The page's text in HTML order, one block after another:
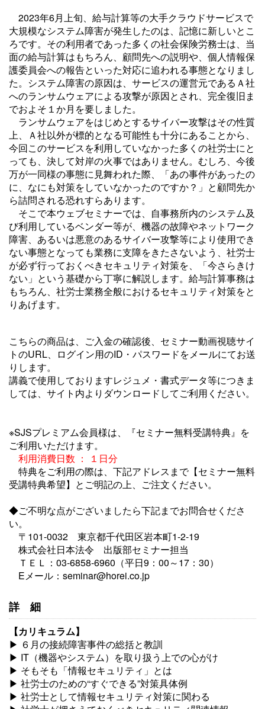
2023年6月上旬、給与計算等の大手クラウドサービスで
大規模なシステム障害が発生したのは、記憶に新しいとこ
ろです。その利用者であった多くの社会保険労務士は、当
面の給与計算はもちろん、顧問先への説明や、個人情報保
護委員会への報告といった対応に追われる事態となりまし
た。システム障害の原因は、サービスの運営元であるＡ社
へのランサムウェアによる攻撃が原因とされ、完全復旧ま
でおよそ１か月を要しました。
ランサムウェアをはじめとするサイバー攻撃はその性質
上、Ａ社以外が標的となる可能性も十分にあることから、
今回このサービスを利用していなかった多くの社労士にと
っても、決して対岸の火事ではありません。むしろ、今後
万が一同様の事態に見舞われた際、「あの事件があったの
に、なにも対策をしていなかったのですか？」と顧問先か
ら詰問される恐れすらあります。
そこで本ウェブセミナーでは、自事務所内のシステム及
び利用しているベンダー等が、機器の故障やネットワーク
障害、あるいは悪意のあるサイバー攻撃等により使用でき
ない事態となっても業務に支障をきたさないよう、社労士
が必ず行っておくべきセキュリティ対策を、「今さらきけ
ない」という基礎から丁寧に解説します。給与計算事務は
もちろん、社労士業務全般におけるセキュリティ対策をと
りあげます。
こちらの商品は、 ご入金の確認後、セミナー動画視聴サイ
トのURL、ログイン用のID・パスワードをメールにてお送
りします。
講義で使用しておりますレジュメ・書式データ等につきま
しては、サイト内よりダウンロードしてご利用ください。
※SJSプレミアム会員様は、『セミナー無料受講特典』を
ご利用いただけます。
利用消費日数 ： １日分
特典をご利用の際は、下記アドレスまで【セミナー無料
受講特典希望】とご明記の上、ご注文ください。
◆ご不明な点がございましたら下記までお問合せくださ
い。
〒101-0032 東京都千代田区岩本町1-2-19
株式会社日本法令 出版部セミナー担当
ＴＥＬ：03-6858-6960（平日9：00～17：30）
Eメール：seminar@horei.co.jp
詳細
【カリキュラム】
▶ ６月の接続障害事件の総括と教訓
▶ IT（機器やシステム）を取り扱う上での心がけ
▶ そもそも「情報セキュリティ」とは
▶ 社労士のための“すぐできる”対策具体例
▶ 社労士として情報セキュリティ対策に関わる